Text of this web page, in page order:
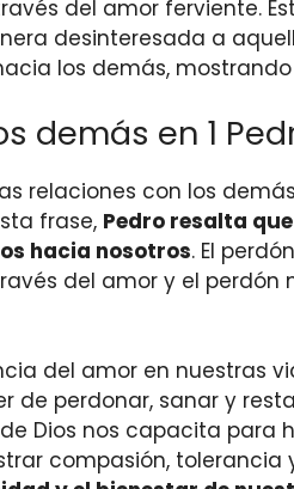
del amor ferviente.
desinteresada a
los demás,
demás en 1
relaciones con los
frase, Pedro resalta
hacia nosotros. El
del amor y el
del amor en nuestras
perdonar, sanar y
Dios nos capacita para
compasión, tolerancia